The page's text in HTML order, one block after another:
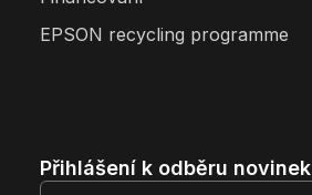
EPSON recycling programme
Přihlášení k odběru novinek